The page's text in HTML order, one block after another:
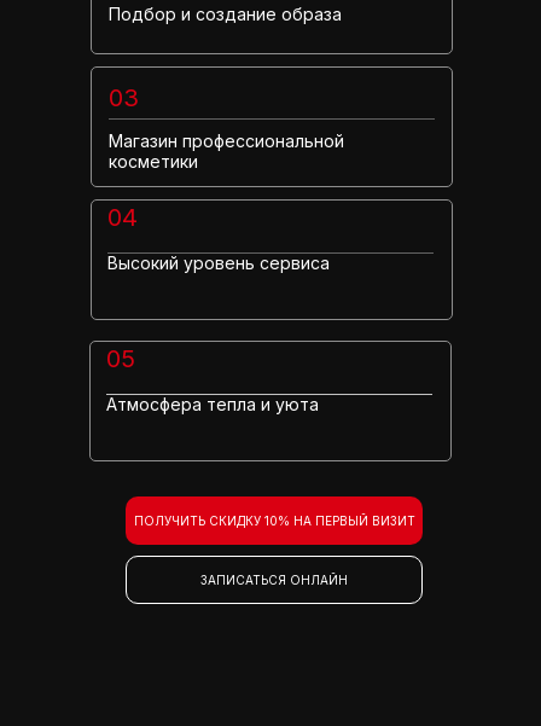
Подбор и создание образа
03
Магазин профессиональной
косметики
05
Атмосфера тепла и уюта
04
Высокий уровень сервиса
ПОЛУЧИТЬ СКИДКУ 10% НА ПЕРВЫЙ ВИЗИТ
ЗАПИСАТЬСЯ ОНЛАЙН